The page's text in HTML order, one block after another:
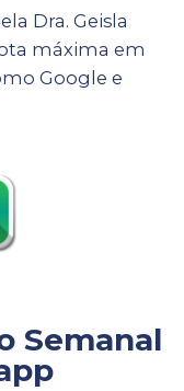
Dra. Geisla
máxima em
Google e
Semanal